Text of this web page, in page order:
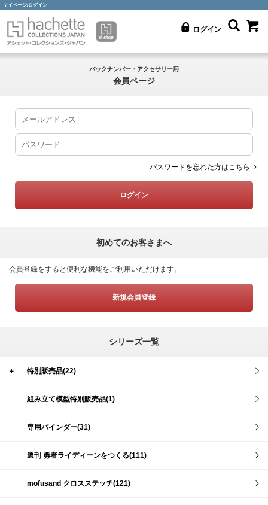
マイページ/ログイン
ログイン
バックナンバー・アクセサリー用
会員ページ
パスワードを忘れた方はこちら
初めてのお客さまへ
会員登録をすると便利な機能をご利用いただけます。
新規会員登録
シリーズ一覧
＋ 特別販売品(22)
組み立て模型特別販売品(1)
専用バインダー(31)
週刊 勇者ライディーンをつくる(111)
mofusand クロスステッチ(121)